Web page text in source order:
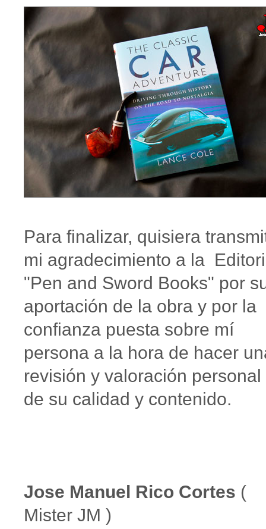
Para finalizar, quisiera
mi agradecimiento a la
"Pen and Sword Books" por
aportación de la obra y por la
confianza puesta sobre mí
persona a la hora de hacer
revisión y valoración personal
de su calidad y contenido.
Jose Manuel Rico Cortes (
Mister JM )